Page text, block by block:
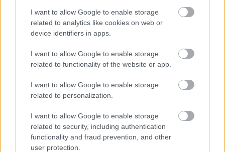
I want to allow Google to enable storage
related to analytics like cookies on web or
device identifiers in apps.
I want to allow Google to enable storage
related to functionality of the website or app.
I want to allow Google to enable storage
related to personalization.
I want to allow Google to enable storage
related to security, including authentication
functionality and fraud prevention, and other
user protection.
starpību,” Linda Kalniņa
pirmo reizi publiski
apstiprina laulību ar
nestrīdēties: viņi
vienmēr atradīs veidu,